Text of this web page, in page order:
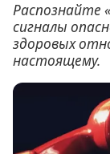
Распознайте
сигналы
здоровых
настоящему.